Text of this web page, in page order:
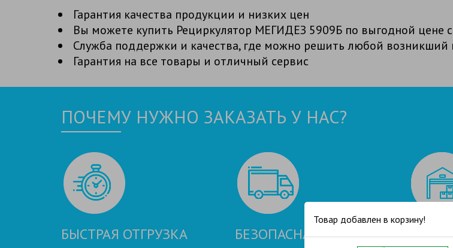
Гарантия качества продукции и низких цен
Вы можете купить Рециркулятор МЕГИДЕЗ 5909Б по выгодной цене
Служба поддержки и качества, где можно решить любой возникший
Гарантия на все товары и отличный сервис
ПОЧЕМУ НУЖНО ЗАКАЗАТЬ У НАС?
БЫСТРАЯ ОТГРУЗКА БЕЗОПАСНАЯ СДЕЛКА
Товар добавлен в корзину!